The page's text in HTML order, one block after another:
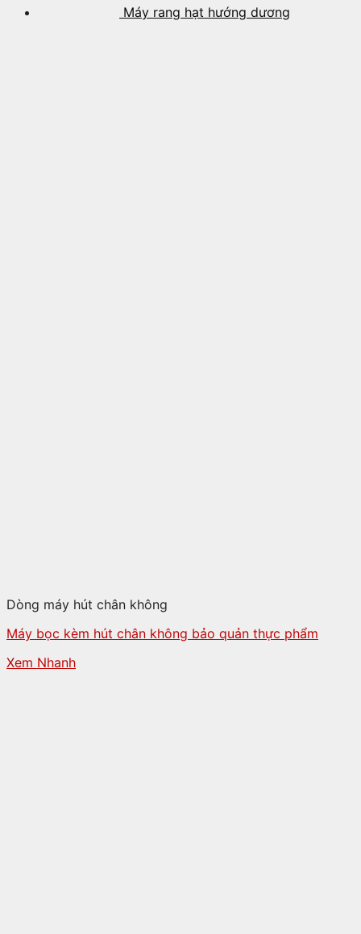
Máy rang hạt hướng dương
Dòng máy hút chân không
Máy bọc kèm hút chân không bảo quản thực phẩm
Xem Nhanh